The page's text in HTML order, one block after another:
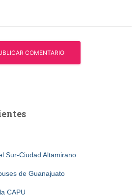
Sur-Ciudad Altamirano
de Guanajuato
CAPU